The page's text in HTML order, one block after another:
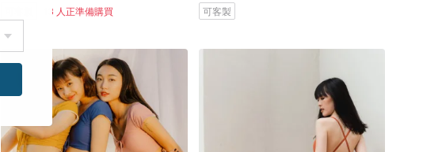
13 人正準備購買 可客製